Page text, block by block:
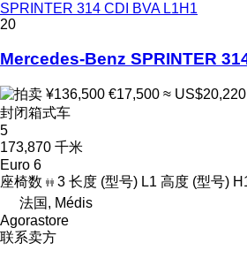
SPRINTER 314 CDI BVA L1H1
20
Mercedes-Benz SPRINTER
¥136,500 €17,500 ≈ US$20,220
封闭箱式车
5
173,870 千米
Euro 6
座椅数
3 长度 (型号) L1 高度 (型号)
法国, Médis
Agorastore
联系卖方